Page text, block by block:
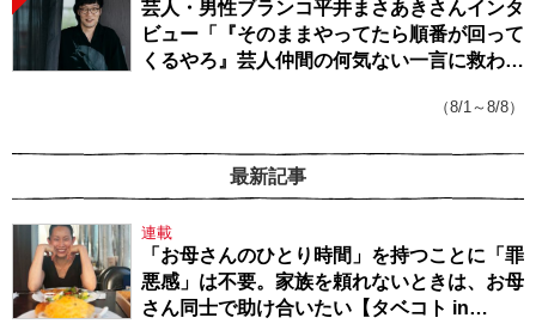
芸人・男性ブランコ平井まさあきさんインタ
ビュー「『そのままやってたら順番が回って
くるやろ』芸人仲間の何気ない一言に救われ
（8/1～8/8）
最新記事
連載
「お母さんのひとり時間」を持つことに「罪
悪感」は不要。家族を頼れないときは、お母
さん同士で助け合いたい【タベコト in